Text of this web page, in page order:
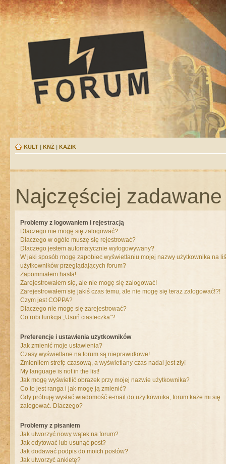
KULT | KNŻ | KAZIK
Najczęściej
Problemy z logowaniem i rejestracją
Dlaczego nie mogę się zalogować?
Dlaczego w ogóle muszę się rejestrować?
Dlaczego jestem automatycznie wylogowywany?
W jaki sposób mogę zapobiec wyświetlaniu mojej nazwy użytkownika na
użytkowników przeglądających forum?
Zapomniałem hasła!
Zarejestrowałem się, ale nie mogę się zalogować!
Zarejestrowałem się jakiś czas temu, ale nie mogę się teraz zalogować!?!
Czym jest COPPA?
Dlaczego nie mogę się zarejestrować?
Co robi funkcja „Usuń ciasteczka”?
Preferencje i ustawienia użytkowników
Jak zmienić moje ustawienia?
Czasy wyświetlane na forum są nieprawidłowe!
Zmieniłem strefę czasową, a wyświetlany czas nadal jest zły!
My language is not in the list!
Jak mogę wyświetlić obrazek przy mojej nazwie użytkownika?
Co to jest ranga i jak mogę ją zmienić?
Gdy próbuję wysłać wiadomość e-mail do użytkownika, forum każe mi się
zalogować. Dlaczego?
Problemy z pisaniem
Jak utworzyć nowy wątek na forum?
Jak edytować lub usunąć post?
Jak dodawać podpis do moich postów?
Jak utworzyć ankietę?